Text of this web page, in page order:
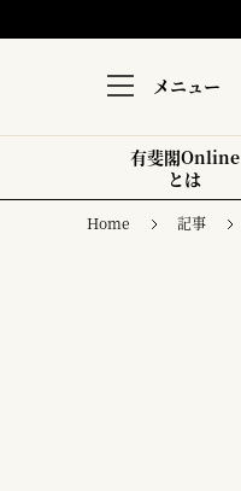
メニュー
有斐閣Online
とは
Home 記事